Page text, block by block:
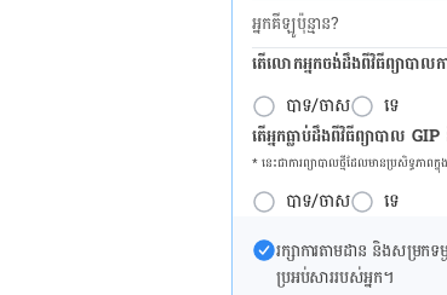
អ្នកគីឡូប៉ុន្មាន?
តើលោកអ្នកចង់ដឹង​ពីវិធីព្យាបាលក
បាទ/ចាស ទេ
តើអ្នកធ្លាប់ដឹងពីវិធីព្យាបាល
* នេះ​ជា​ការ​ព្យា​បាល​ថ្មីដែល​​មាន​ប្រសិទ្ធ​ភា
បាទ/ចាស ទេ
រក្សា​ការ​តាមដាន និងសម្រក​
ប្រអប់​សារ​របស់​អ្នក។